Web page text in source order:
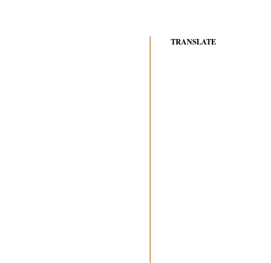
TRANSLATE